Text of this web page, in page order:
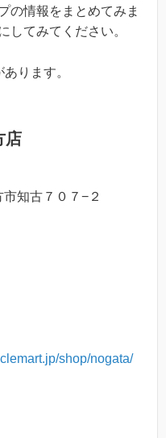
の情報をまとめてみま
してみてください。
ります。
店
知古７０７−２
shop/nogata/